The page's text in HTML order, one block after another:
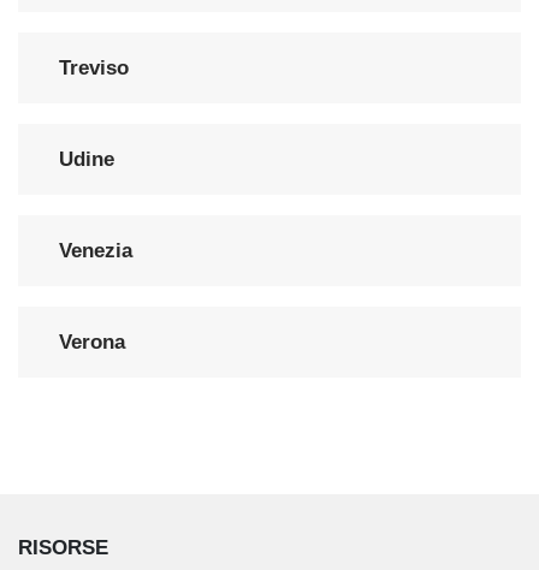
Treviso
Udine
Venezia
Verona
RISORSE